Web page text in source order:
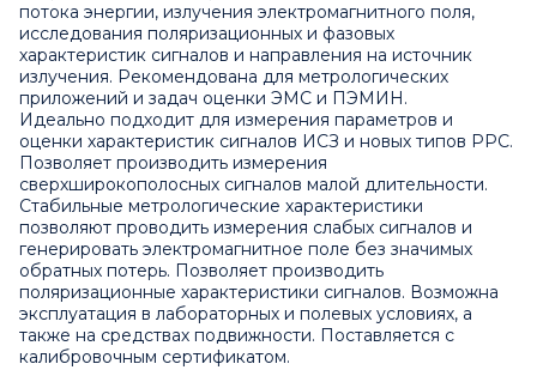
потока энергии, излучения электромагнитного поля,
исследования поляризационных и фазовых
характеристик сигналов и направления на источник
излучения. Рекомендована для метрологических
приложений и задач оценки ЭМС и ПЭМИН.
Идеально подходит для измерения параметров и
оценки характеристик сигналов ИСЗ и новых типов РРС.
Позволяет производить измерения
сверхширокополосных сигналов малой длительности.
Стабильные метрологические характеристики
позволяют проводить измерения слабых сигналов и
генерировать электромагнитное поле без значимых
обратных потерь. Позволяет производить
поляризационные характеристики сигналов. Возможна
эксплуатация в лабораторных и полевых условиях, а
также на средствах подвижности. Поставляется с
калибровочным сертификатом.